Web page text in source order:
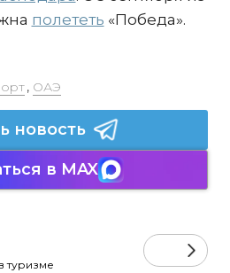
полететь «Победа».
, ОАЭ
новость
в MAX
туризме